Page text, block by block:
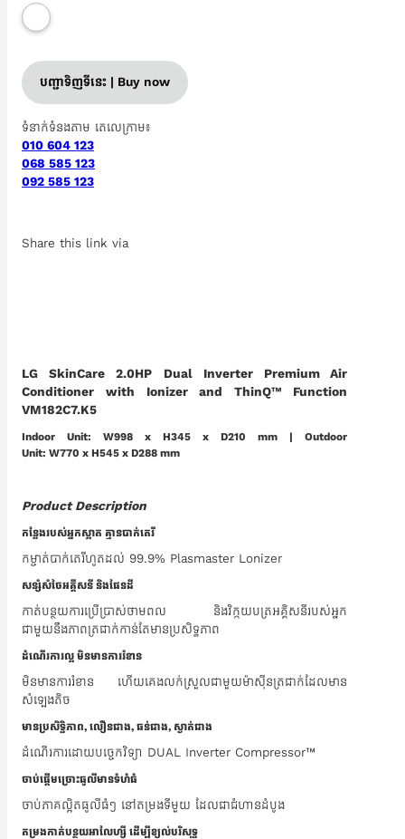
បញ្ជាទិញទីនេះ | Buy now
ទំនាក់ទំនងតាម តេលេក្រាម៖
010 604 123
068 585 123
092 585 123
Share this link via
LG SkinCare 2.0HP Dual Inverter Premium Air
Conditioner with Ionizer and ThinQ™ Function
VM182C7.K5
Indoor Unit: W998 x H345 x D210 mm | Outdoor
Unit: W770 x H545 x D288 mm
Product Description
កន្លែងរបស់អ្នកស្អាត គ្មានបាក់តេរី
កម្ចាត់បាក់តេរីហូតដល់ 99.9% Plasmaster Lonizer
សន្សំសំចៃអគ្គីសនី និងផែនដី
កាត់បន្ថយការប្រើប្រាស់ថាមពល និងវិក្កយបត្រអគ្គិសនីរបស់អ្នក
ជាមួយនឹងភាពត្រជាក់កាន់តែមានប្រសិទ្ធភាព
ដំណើរការល្អ មិនមានការរំខាន
មិនមានការរំខាន ហើយគេងលក់ស្រួលជាមួយម៉ាស៊ីនត្រជាក់ដែលមាន
សំឡេងតិច
មានប្រសិទ្ធិភាព, លឿនជាង,​​ ធន់ជាង, ស្ងាត់ជាង
ដំណើរការដោយបច្ចេកវិទ្យា DUAL Inverter Compressor™
ចាប់ផ្តើមច្រោះធូលីមានទំហំធំ
ចាប់ភាគល្អិតធូលីធំៗ នៅតម្រងទីមួយ ដែលជាជំហានដំបូង
តម្រងកាត់បន្ថយអាលែហ្សី ដើម្បីខ្យល់បរិសុទ្ធ